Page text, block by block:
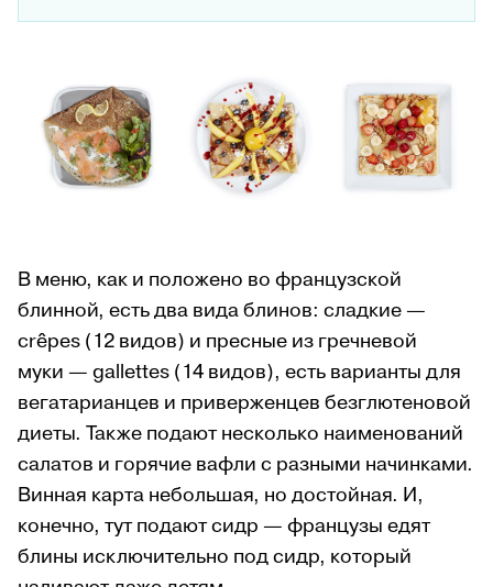
В меню, как и положено во французской
блинной, есть два вида блинов: сладкие —
crêpes (12 видов) и пресные из гречневой
муки — gallettes (14 видов), есть варианты для
вегатарианцев и приверженцев безглютеновой
диеты. Также подают несколько наименований
салатов и горячие вафли с разными начинками.
Винная карта небольшая, но достойная. И,
конечно, тут подают сидр — французы едят
блины исключительно под сидр, который